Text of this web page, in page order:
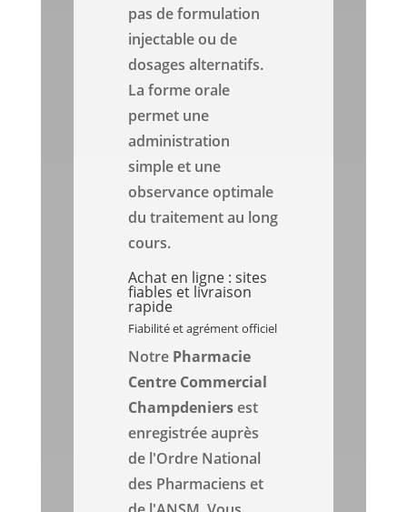
pas de formulation
injectable ou de
dosages alternatifs.
La forme orale
permet une
administration
simple et une
observance optimale
du traitement au long
cours.
Achat en ligne : sites
fiables et livraison
rapide
Fiabilité et agrément officiel
Notre Pharmacie
Centre Commercial
Champdeniersest
enregistrée auprès
de l'Ordre National
des Pharmaciens et